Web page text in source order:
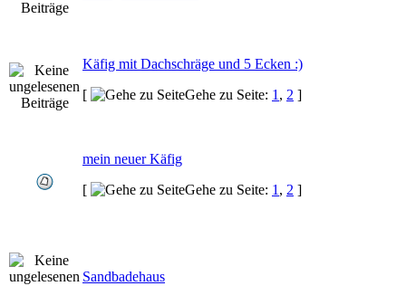
Käfig mit Dachschräge und 5 Ecken :)
[
Gehe zu Seite: 1 , 2 ]
mein neuer Käfig
[
Gehe zu Seite: 1 , 2 ]
Sandbadehaus